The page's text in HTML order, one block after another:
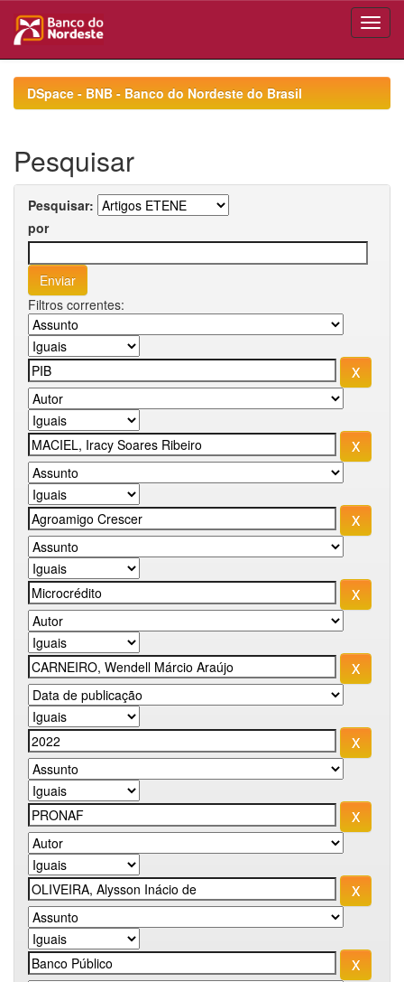
navigationDSpace - BNB - Banco do Nordeste do Brasil
Pesquisar
Pesquisar:
por
Filtros correntes: